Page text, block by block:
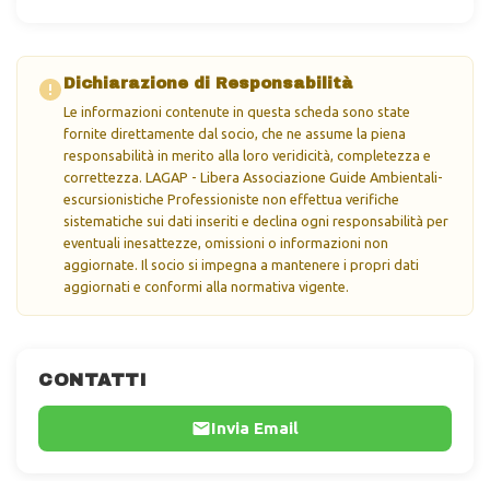
CONTATTI
Invia Email
Dichiarazione di Responsabilità
Le informazioni contenute in questa scheda sono state
fornite direttamente dal socio, che ne assume la piena
responsabilità in merito alla loro veridicità, completezza e
correttezza. LAGAP - Libera Associazione Guide Ambientali-
escursionistiche Professioniste non effettua verifiche
sistematiche sui dati inseriti e declina ogni responsabilità per
eventuali inesattezze, omissioni o informazioni non
aggiornate. Il socio si impegna a mantenere i propri dati
aggiornati e conformi alla normativa vigente.